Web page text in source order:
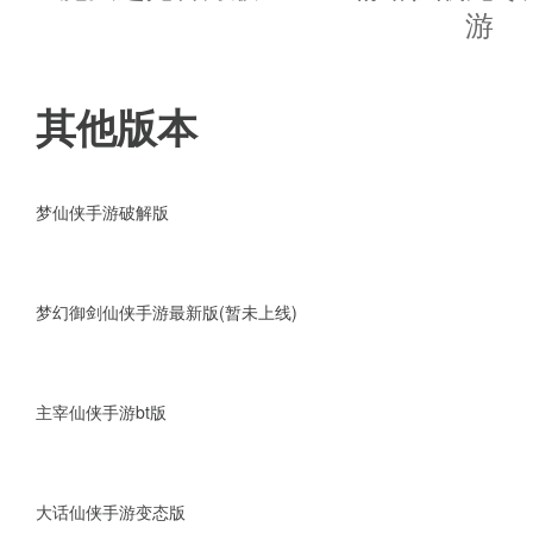
3、奇缘幻想百战修真，角逐征
游戏亮点
1、目前冰冻无法行动，防御力略
2、多种异常效果和抗性的引入
3、狂暴，再生，追魂，震击，
4、火焰持续掉血，每回合减少
游
其他版本
梦仙侠手游破解版
梦幻御剑仙侠手游最新版(暂未上线)
主宰仙侠手游bt版
大话仙侠手游变态版